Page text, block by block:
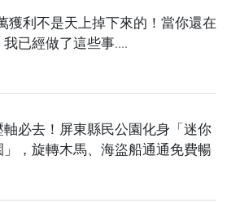
獲利不是天上掉下來的！當你還在
已經做了這些事....
軸必去！屏東縣民公園化身「迷你
」，旋轉木馬、海盜船通通免費暢